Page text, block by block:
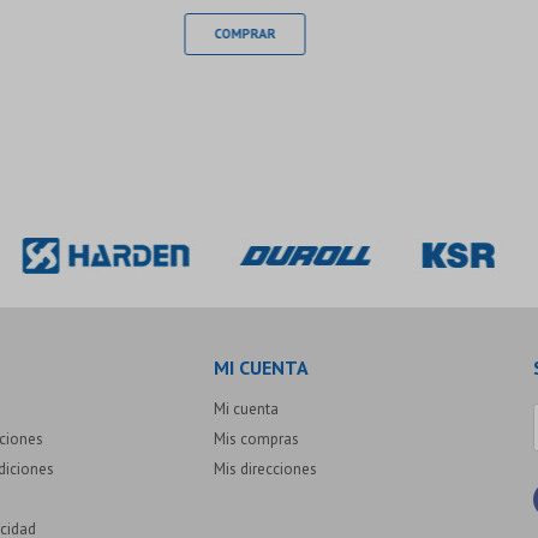
MI CUENTA
Mi cuenta
Mis compras
Mis direcciones